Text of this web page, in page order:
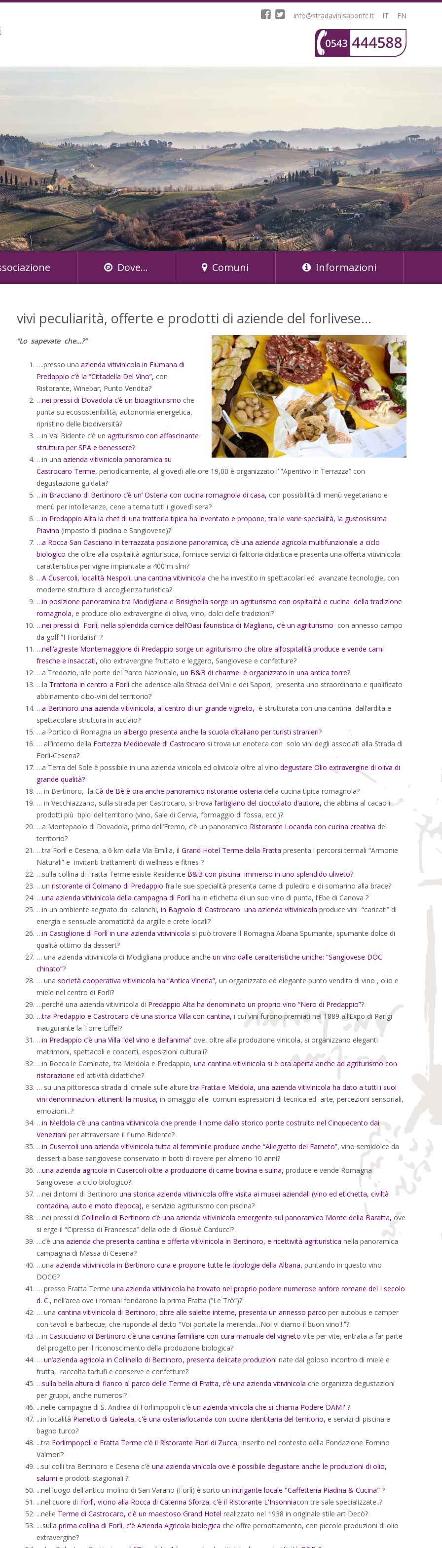
info@stradavinisaporifc.it IT EN
Dove... Comuni Informazioni
vivi peculiarità, offerte e prodotti di aziende del forlivese…
“Lo sapevate che…?”
….presso una azienda vitivinicola in Fiumana di
Predappio c’è la “Cittadella Del Vino”, con
Ristorante, Winebar, Punto Vendita?
…nei pressi di Dovadola c’è un bioagriturismo che
punta su ecosostenibilità, autonomia energetica,
ripristino delle biodiversità?
…in Val Bidente c’è un agriturismo con affascinante
struttura per SPA e benessere?
…in una azienda vitivinicola panoramica su
Castrocaro Terme, periodicamente, al giovedì alle ore 19,00 è organizzato l’ ”Aperitivo in Terrazza” con
degustazione guidata?
…in Bracciano di Bertinoro c’è un’ Osteria con cucina romagnola di casa, con possibilità di menù vegetariano e
menù per intolleranze, cene a tema tutti i giovedì sera?
…in Predappio Alta la chef di una trattoria tipica ha inventato e propone, tra le varie specialità, la gustosissima
Piavina (impasto di piadina e Sangiovese)?
…a Rocca San Casciano in terrazzata posizione panoramica, c’è una azienda agricola multifunzionale a ciclo
biologico che oltre alla ospitalità agrituristica, fornisce servizi di fattoria didattica e presenta una offerta vitivinicola
caratteristica per vigne impiantate a 400 m slm?
…A Cusercoli, località Nespoli, una cantina vitivinicola che ha investito in spettacolari ed avanzate tecnologie, con
moderne strutture di accoglienza turistica?
…in posizione panoramica tra Modigliana e Brisighella sorge un agriturismo con ospitalità e cucina della tradizione
romagnola, e produce olio extravergine di oliva, vino, dolci delle tradizioni?
…nei pressi di Forlì, nella splendida cornice dell’Oasi faunistica di Magliano, c’è un agriturismo con annesso campo
da golf “I Fiordalisi” ?
…nell’agreste Montemaggiore di Predappio sorge un agriturismo che oltre all’ospitalità produce e vende carni
fresche e insaccati, olio extravergine fruttato e leggero, Sangiovese e confetture?
…a Tredozio, alle porte del Parco Nazionale, un B&B di charme è organizzato in una antica torre?
…la Trattoria in centro a Forlì che aderisce alla Strada dei Vini e dei Sapori, presenta uno straordinario e qualificato
abbinamento cibo-vini del territorio?
…a Bertinoro una azienda vitivinicola, al centro di un grande vigneto, è strutturata con una cantina dall’ardita e
spettacolare struttura in acciaio?
…a Portico di Romagna un albergo presenta anche la scuola d’italiano per turisti stranieri?
… all’interno della Fortezza Medioevale di Castrocaro si trova un enoteca con solo vini degli associati alla Strada di
Forlì-Cesena?
…a Terra del Sole è possibile in una azienda vinicola ed olivicola oltre al vino degustare Olio extravergine di oliva di
grande qualità?
… in Bertinoro, la Cà de Bè è ora anche panoramico ristorante osteria della cucina tipica romagnola?
… in Vecchiazzano, sulla strada per Castrocaro, si trova l’artigiano del cioccolato d’autore, che abbina al cacao i
prodotti più tipici del territorio (vino, Sale di Cervia, formaggio di fossa, ecc.)?
…a Montepaolo di Dovadola, prima dell’Eremo, c’è un panoramico Ristorante Locanda con cucina creativa del
territorio?
…tra Forlì e Cesena, a 6 km dalla Via Emilia, il Grand Hotel Terme della Fratta presenta i percorsi termali “Armonie
Naturali” e invitanti trattamenti di wellness e fitnes ?
…sulla collina di Fratta Terme esiste Residence B&B con piscina immerso in uno splendido uliveto?
…un ristorante di Colmano di Predappio fra le sue specialità presenta carne di puledro e di somarino alla brace?
…una azienda vitivinicola della campagna di Forlì ha in etichetta di un suo vino di punta, l’Ebe di Canova ?
…in un ambiente segnato da calanchi, in Bagnolo di Castrocaro una azienda vitivinicola produce vini “caricati” di
energia e sensuale aromaticità da argille e crete locali?
…in Castiglione di Forlì in una azienda vitivinicola si può trovare il Romagna Albana Spumante, spumante dolce di
qualità ottimo da dessert?
… una azienda vitivinicola di Modigliana produce anche un vino dalle caratteristiche uniche: “Sangiovese DOC
chinato”?
… una società cooperativa vitivinicola ha “Antica Vineria”, un organizzato ed elegante punto vendita di vino , olio e
miele nel centro di Forlì?
…perché una azienda vitivinicola di Predappio Alta ha denominato un proprio vino “Nero di Predappio”?
…tra Predappio e Castrocaro c’è una storica Villa con cantina, i cui vini furono premiati nel 1889 all’Expo di Parigi
inaugurante la Torre Eiffel?
…in Predappio c’è una Villa “del vino e dell’anima” ove, oltre alla produzione vinicola, si organizzano eleganti
matrimoni, spettacoli e concerti, esposizioni culturali?
…in Rocca le Caminate, fra Meldola e Predappio, una cantina vitivinicola si è ora aperta anche ad agriturismo con
ristorazione ed attività didattiche?
… su una pittoresca strada di crinale sulle alture tra Fratta e Meldola, una azienda vitivinicola ha dato a tutti i suoi
vini denominazioni attinenti la musica, in omaggio alle comuni espressioni di tecnica ed arte, percezioni sensoriali,
emozioni...?
…in Meldola c’è una cantina vitivinicola che prende il nome dallo storico ponte costruito nel Cinquecento dai
Veneziani per attraversare il fiume Bidente?
…in Cusercoli una azienda vitivinicola tutta al femminile produce anche “Allegretto del Farneto”, vino semidolce da
dessert a base sangiovese conservato in botti di rovere per almeno 10 anni?
…una azienda agricola in Cusercoli oltre a produzione di carne bovina e suina, produce e vende Romagna
Sangiovese a ciclo biologico?
…nei dintorni di Bertinoro una storica azienda vitivinicola offre visita ai musei aziendali (vino ed etichetta, civiltà
contadina, auto e moto d’epoca), e servizio agriturismo con piscina?
…nei pressi di Collinello di Bertinoro c’è una azienda vitivinicola emergente sul panoramico Monte della Baratta, ove
si erge il “Cipresso di Francesca” della ode di Giosuè Carducci?
…c’è una azienda che presenta cantina e offerta vitivinicola in Bertinoro, e ricettività agrituristica nella panoramica
campagna di Massa di Cesena?
…una azienda vitivinicola in Bertinoro cura e propone tutte le tipologie della Albana, puntando in questo vino
DOCG?
… presso Fratta Terme una azienda vitivinicola ha trovato nel proprio podere numerose anfore romane del I secolo
d. C., nell’area ove i romani fondarono la prima Fratta (“Le Trò”)?
… una cantina vitivinicola di Bertinoro, oltre alle salette interne, presenta un annesso parco per autobus e camper
con tavoli e barbecue, che risponde al detto "Voi portate la merenda…Noi vi diamo il buon vino.!.”?
…in Casticciano di Bertinoro c’è una cantina familiare con cura manuale del vigneto vite per vite, entrata a far parte
del progetto per il riconoscimento della produzione biologica?
… un’azienda agricola in Collinello di Bertinoro, presenta delicate produzioni nate dal goloso incontro di miele e
frutta, raccolta tartufi e conserve e confetture?
…sulla bella altura di fianco al parco delle Terme di Fratta, c’è una azienda vitivinicola che organizza degustazioni
per gruppi, anche numerosi?
...nelle campagne di S. Andrea di Forlimpopoli c'è un azienda vinicola che si chiama Podere DAMI' ?
...in località Pianetto di Galeata, c'è una osteria/locanda con cucina identitaria del territorio, e servizi di piscina e
bagno turco?
...tra Forlimpopoli e Fratta Terme c'è il Ristorante Fiori di Zucca, inserito nel contesto della Fondazione Fornino
Valmori?
...sui colli tra Bertinoro e Cesena c'è una azienda vinicola ove è possibile degustare anche le produzioni di olio,
salumi e prodotti stagionali ?
...nel luogo dell'antico molino di San Varano (Forlì) è sorto un intrigante locale "Caffetteria Piadina & Cucina" ?
...nel cuore di Forlì, vicino alla Rocca di Caterina Sforza, c'è il Ristorante L'Insonniacon tre sale specializzate..?
...nelle Terme di Castrocaro, c'è un maestoso Grand Hotel realizzato nel 1938 in originale stile art Decò?
....sulla prima collina di Forlì, c'è Azienda Agricola biologica che offre pernottamento, con piccole produzioni di olio
extravergine?